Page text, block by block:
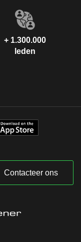
+ 1.300.000
leden
Contacteer ons